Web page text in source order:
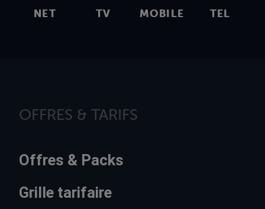
NET TV MOBILE TEL
OFFRES & TARIFS
Offres & Packs
Grille tarifaire